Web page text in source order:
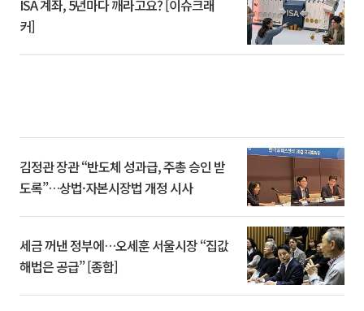
ISA 계좌, 5년마다 깨라고요? [이슈크래
커]
김정관 장관 “반도체 성과급, 주총 승인 받
도록”…상법·자본시장법 개정 시사
세금 꺼낸 정부에…오세훈 서울시장 “집값
해법은 공급” [종합]